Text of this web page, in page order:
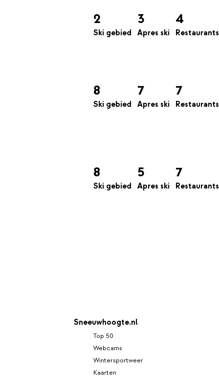
2
Ski gebied
3
Apres ski
4
Restaurants
8
Ski gebied
7
Apres ski
7
Restaurants
8
Ski gebied
5
Apres ski
7
Restaurants
Sneeuwhoogte.nl
Top 50
Webcams
Wintersportweer
Kaarten